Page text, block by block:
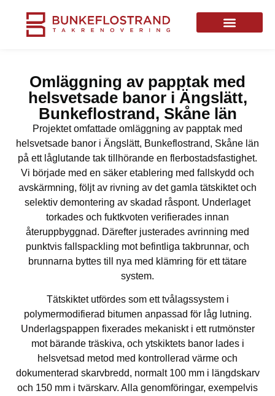
Omläggning av papptak med
helsvetsade banor i Ängslätt,
Bunkeflostrand, Skåne län
Projektet omfattade omläggning av papptak med
helsvetsade banor i Ängslätt, Bunkeflostrand, Skåne län
på ett låglutande tak tillhörande en flerbostadsfastighet.
Vi började med en säker etablering med fallskydd och
avskärmning, följt av rivning av det gamla tätskiktet och
selektiv demontering av skadad råspont. Underlaget
torkades och fuktkvoten verifierades innan
återuppbyggnad. Därefter justerades avrinning med
punktvis fallspackling mot befintliga takbrunnar, och
brunnarna byttes till nya med klämring för ett tätare
system.
Tätskiktet utfördes som ett tvålagssystem i
polymermodifierad bitumen anpassad för låg lutning.
Underlagspappen fixerades mekaniskt i ett rutmönster
mot bärande träskiva, och ytskiktets banor lades i
helsvetsad metod med kontrollerad värme och
dokumenterad skarvbredd, normalt 100 mm i längdskarv
och 150 mm i tvärskarv. Alla genomföringar, exempelvis